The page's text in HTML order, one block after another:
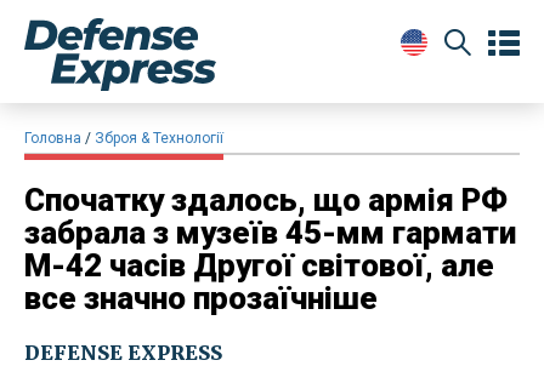
Головна Зброя & Технології
Спочатку здалось, що армія РФ
забрала з музеїв 45-мм гармати
М-42 часів Другої світової, але
все значно прозаїчніше
DEFENSE EXPRESS